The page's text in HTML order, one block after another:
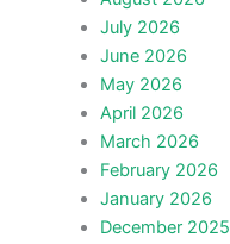
July 2026
June 2026
May 2026
April 2026
March 2026
February 2026
January 2026
December 2025